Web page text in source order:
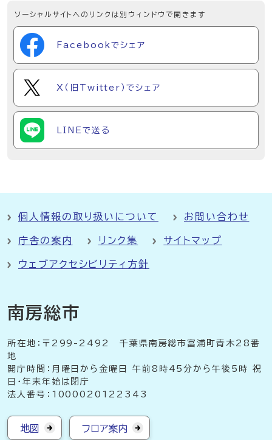
ソーシャルサイトへのリンクは別ウィンドウで開きます
Facebookでシェア
X（旧Twitter）でシェア
LINEで送る
個人情報の取り扱いについて お問い合わせ
庁舎の案内 リンク集 サイトマップ
ウェブアクセシビリティ方針
南房総市
所在地：〒299-2492 千葉県南房総市富浦町青木28番
地
開庁時間：月曜日から金曜日 午前8時45分から午後5時 祝
日・年末年始は閉庁
法人番号：1000020122343
地図 フロア案内